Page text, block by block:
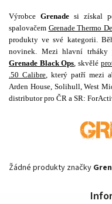
VýrobceGrenade si získal
spalovačem Grenade Thermo
produkty ve své kategorii.
novinek. Mezi hlavní trháky
Grenade Black Ops, skvělé
.50 Calibre, který patří mezi
Arden House, Solihull, West
distributor pro ČR a SR:
Žádné produkty značky